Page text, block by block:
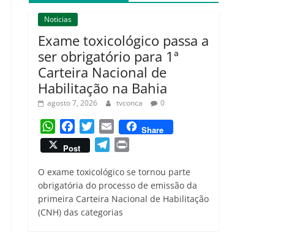
Noticias
Exame toxicológico passa a
ser obrigatório para 1ª
Carteira Nacional de
Habilitação na Bahia
agosto 7, 2026 tvconca 0
W
h
a
t
s
A
p
a
c
e
b
o
o
w
i
t
t
e
r
m
a
i
l
Share
Post
l
e
g
r
i
n
t
O exame toxicológico se tornou parte
obrigatória do processo de emissão da
primeira Carteira Nacional de Habilitação
(CNH) das categorias